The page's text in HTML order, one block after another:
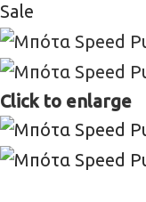
Sale
Click to enlarge